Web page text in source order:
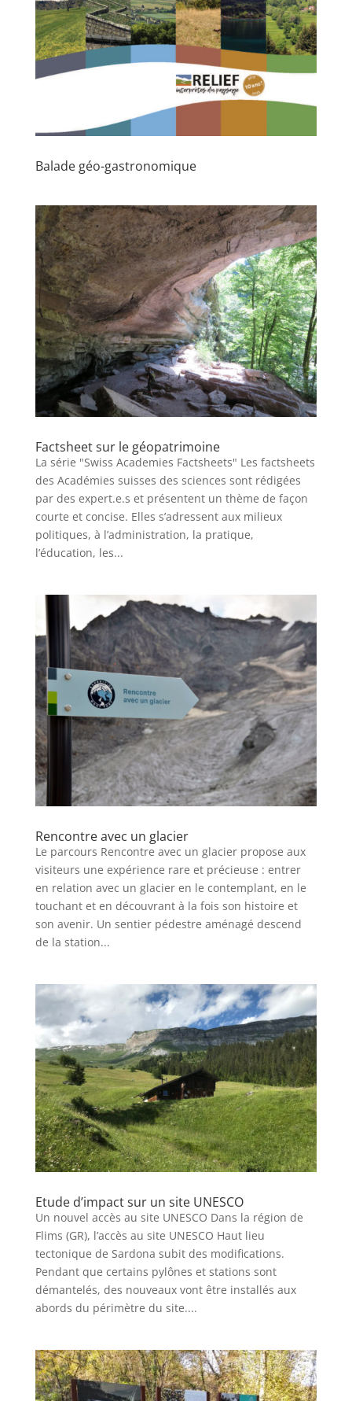
Balade géo-gastronomique
Factsheet sur le géopatrimoine
La série "Swiss Academies Factsheets" Les factsheets
des Académies suisses des sciences sont rédigées
par des expert.e.s et présentent un thème de façon
courte et concise. Elles s’adressent aux milieux
politiques, à l’administration, la pratique,
l’éducation, les...
Rencontre avec un glacier
Le parcours Rencontre avec un glacier propose aux
visiteurs une expérience rare et précieuse : entrer
en relation avec un glacier en le contemplant, en le
touchant et en découvrant à la fois son histoire et
son avenir. Un sentier pédestre aménagé descend
de la station...
Etude d’impact sur un site UNESCO
Un nouvel accès au site UNESCO Dans la région de
Flims (GR), l’accès au site UNESCO Haut lieu
tectonique de Sardona subit des modifications.
Pendant que certains pylônes et stations sont
démantelés, des nouveaux vont être installés aux
abords du périmètre du site....